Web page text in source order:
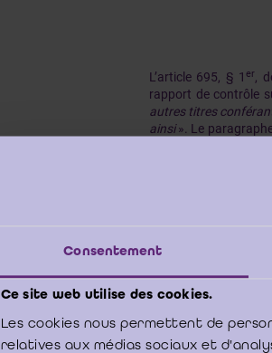
Consentement
Ce site web utilise des cookies.
Les cookies nous permettent de
relatives aux médias sociaux et
L’article 695, § 1er,
rapport de contrôle
autres titres
ainsi». Le
précitée, dans le cas
une SPRL, une SCRL,